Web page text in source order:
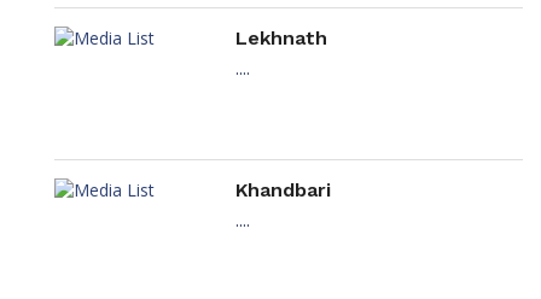
Lekhnath
....
Khandbari
....